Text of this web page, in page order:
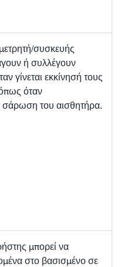
συσκευής
ή συλλέγουν
γίνεται εκκίνησή τους
όταν
σάρωση του αισθητήρα.
μπορεί να
στο βασισμένο σε